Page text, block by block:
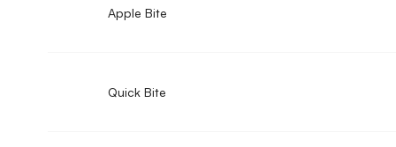
Apple Bite
Quick Bite